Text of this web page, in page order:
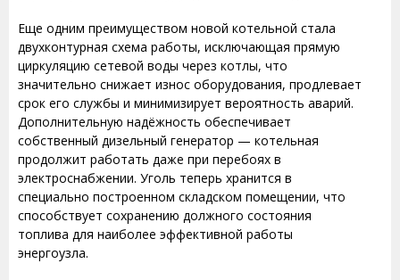
Еще одним преимуществом новой котельной стала
двухконтурная схема работы, исключающая прямую
циркуляцию сетевой воды через котлы, что
значительно снижает износ оборудования, продлевает
срок его службы и минимизирует вероятность аварий.
Дополнительную надёжность обеспечивает
собственный дизельный генератор — котельная
продолжит работать даже при перебоях в
электроснабжении. Уголь теперь хранится в
специально построенном складском помещении, что
способствует сохранению должного состояния
топлива для наиболее эффективной работы
энергоузла.